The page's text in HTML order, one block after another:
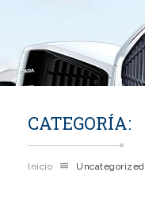
MOTORES
SERVICIOS
GALERÍA
CATEGORÍA:
Inicio Uncategorized